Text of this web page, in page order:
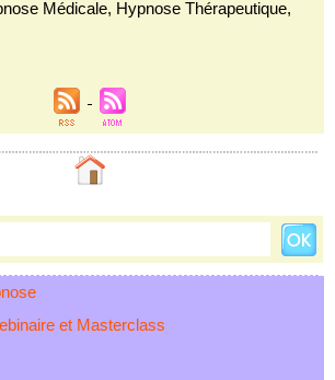
et Masterclass
Médicale, Hypnose Thérapeutique,